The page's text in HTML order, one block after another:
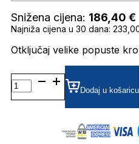
Snižena cijena: 186,40 €
Najniža cijena u 30 dana:
Otključaj velike popuste
0RBR0102S SUNČANE
NAOČALE
RAY
Dodaj u košaricu